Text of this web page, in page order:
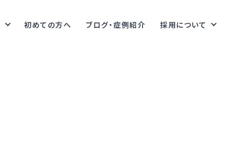
初めての方へ ブログ・症例紹介 採用について